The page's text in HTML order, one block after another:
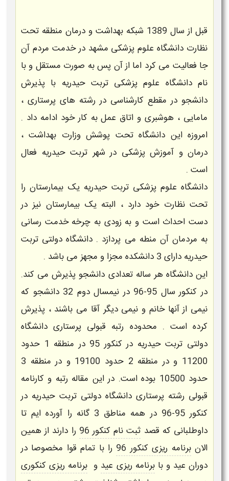
قبل از سال 1389 شبکه بهداشت و درمان منطقه تحت
نظارت دانشگاه علوم پزشکی مشهد در خدمت مردم آن
جا فعالیت می کرد اما از آن پس به صورت مستقل و با
نام دانشگاه علوم پزشکی تربت حیدریه با پذیرش
دانشجو در مقطع کارشناسی در رشته های پرستاری ،
مامایی ، هوشبری و اتاق عمل به کار خود ادامه داد .
امروزه این دانشگاه تحت پوشش وزارت بهداشت ،
درمان و آموزش پزشکی در شهر تربت حیدریه فعال
است .
دانشگاه علوم پزشکی تربت حیدریه یک بیمارستان را
تحت نظارت خود دارد ، البته یک بیمارستان نیز در
دست احداث است و به زودی به چرخه خدمت رسانی
به مردمان آن منطه می پردازد . دانشگاه دولتی تربت
حیدریه دارای 3 دانشکده مجزا و مجهز می باشد .
این دانشگاه هر ساله تعدادی دانشجو پذیرش می کند.
در کنکور سال 95-96 در نیمسال دوم 32 دانشجو که
نیمی از آنها خانم و نیمی دیگر آقا می باشند ، پذیرش
کرده است . محدوده رتبه قبولی پرستاری دانشگاه
دولتی تربت حیدریه در کنکور 95 در منطقه 1 حدود
11200 و در منطقه 2 حدود 19100 و در منطقه 3
حدود 10500 بوده است. در این مقاله رتبه و کارنامه
قبولی رشته پرستاری دانشگاه دولتی تربت حیدریه در
کنکور 95-96 در همه مناطق 3 گانه را آورده ایم تا
داوطلبانی که قصد ثبت نام کنکور 96
را دارند از همین
الانبرنامه ریزی کنکور 96
را با تمام قوا مخصوصا در
دوران عید و بابرنامه ریزی عید و برنامه ریزی کنکوری